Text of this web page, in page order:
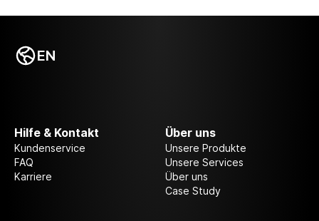
EN
Hilfe & Kontakt
Kundenservice
FAQ
Karriere
Über uns
Unsere Produkte
Unsere Services
Über uns
Case Study